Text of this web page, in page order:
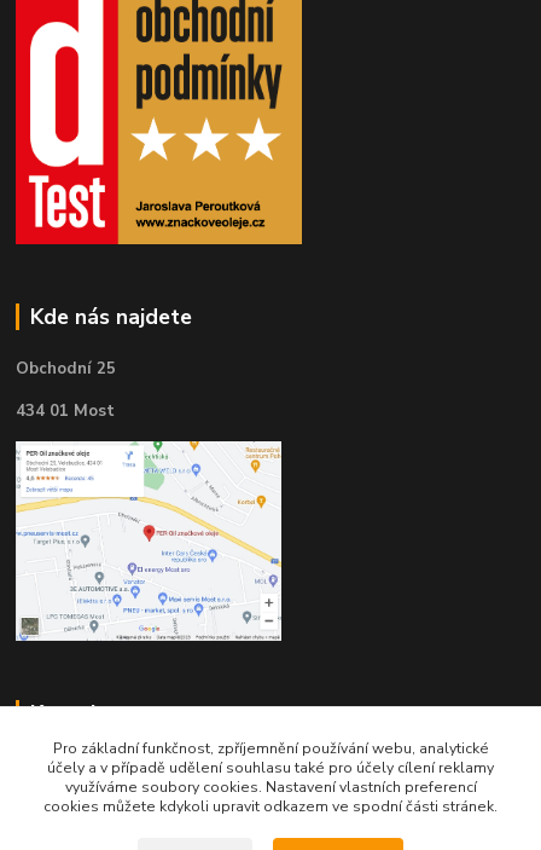
Kde nás najdete
Obchodní 25
434 01 Most
Kontakty
Pro základní funkčnost, zpříjemnění používání webu, analytické
účely a v případě udělení souhlasu také pro účely cílení reklamy
využíváme soubory cookies. Nastavení vlastních preferencí
cookies můžete kdykoli upravit odkazem ve spodní části stránek.